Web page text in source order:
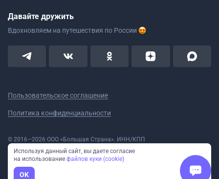
Давайте дружить
Вдохновляем на путешествия по России
Пользовательское соглашение
Политика конфиденциальности
© 2016—2026 ООО «Большая Страна». ИНН/КПП
5908078160/590801001 ОГРН 1185958020533
Номер в реестре Роскомнадзора № 59-18-006319 (Приказ № 321 от
11.10.2018)
Полное или частичное копирование изображений и текстов возможно
Используя данный сайт, вы даете согласие
на использование файлов куки (cookie)
OK